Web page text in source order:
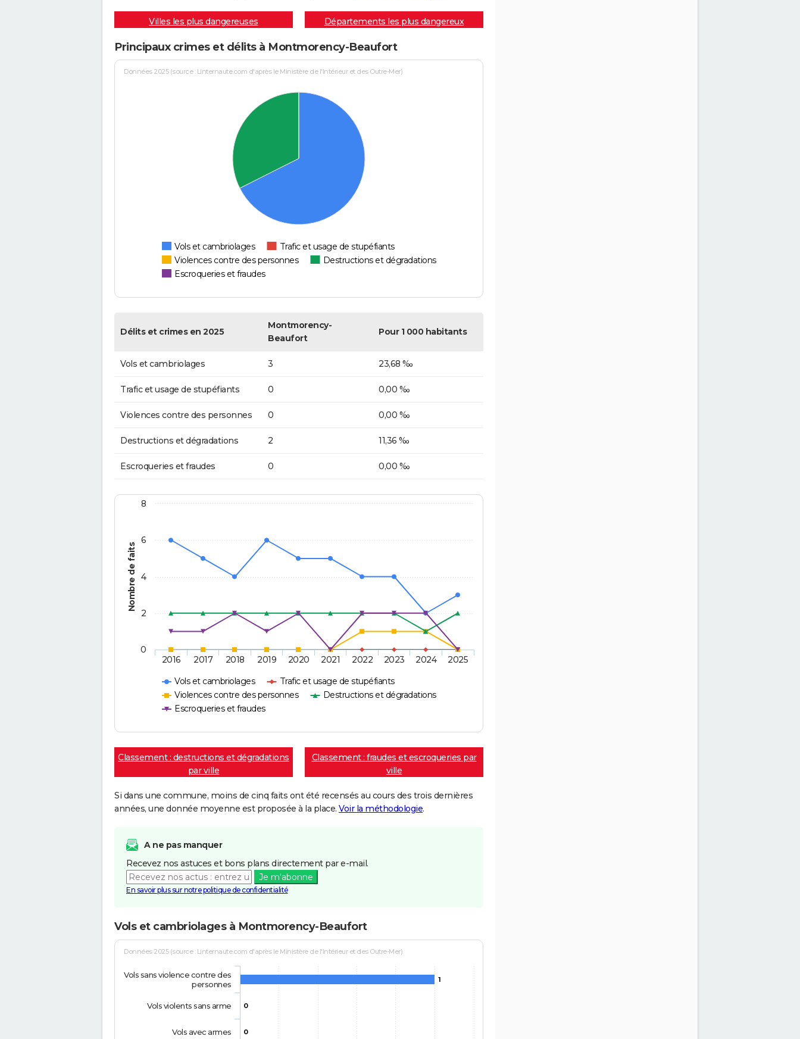
Villes les plus dangereuses Départements les plus dangereux
Principaux crimes et délits à Montmorency-Beaufort
Données 2025 (source : Linternaute.com d'après le Ministère de l'Intérieur et des Outre-Mer)
Vols et cambriolages
Trafic et usage de stupéfiants
Violences contre des personnes
Destructions et dégradations
Escroqueries et fraudes
Délits et crimes en 2025
Montmorency-
Beaufort
Pour 1 000 habitants
Vols et cambriolages 3 23,68 ‰
Trafic et usage de stupéfiants 0 0,00 ‰
Violences contre des personnes 0 0,00 ‰
Destructions et dégradations 2 11,36 ‰
Escroqueries et fraudes 0 0,00 ‰
Nombre de faits
Vols et cambriolages
Trafic et usage de stupéfiants
Violences contre des personnes
Destructions et dégradations
Escroqueries et fraudes
2016 2017 2018 2019 2020 2021 2022 2023 2024 2025
0
2
4
6
8
Classement : destructions et dégradations
par ville
Classement : fraudes et escroqueries par
ville
Si dans une commune, moins de cinq faits ont été recensés au cours des trois dernières
années, une donnée moyenne est proposée à la place. Voir la méthodologie.
A ne pas manquer
Recevez nos astuces et bons plans directement par e-mail.
Je m'abonne
En savoir plus sur notre politique de confidentialité
Vols et cambriolages à Montmorency-Beaufort
Données 2025 (source : Linternaute.com d'après le Ministère de l'Intérieur et des Outre-Mer)
1
0
0
Vols sans violence contre des
personnes
Vols violents sans arme
Vols avec armes